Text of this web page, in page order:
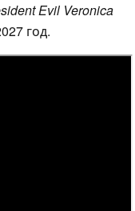
Evil Veronica
год.